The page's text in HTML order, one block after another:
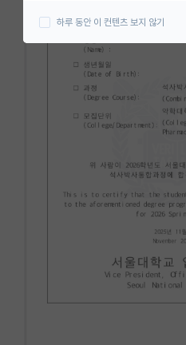
대학원 합격 후기 게시판
연구실(PI) 홍보 게시판
석박사 채용 정보 게시판
임용 정보 게시판
취업 게시판
인문사회 계열 게시판
하루 동안 이 컨텐츠 보지 않기